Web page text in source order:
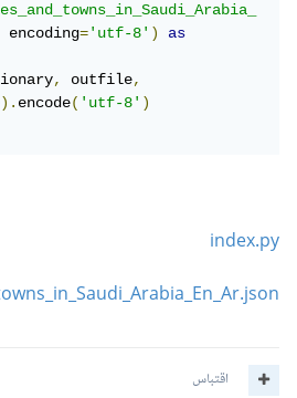
encoding
='utf-8')
as
, outfile,
).encode('utf-8')
index.py
اقتباس